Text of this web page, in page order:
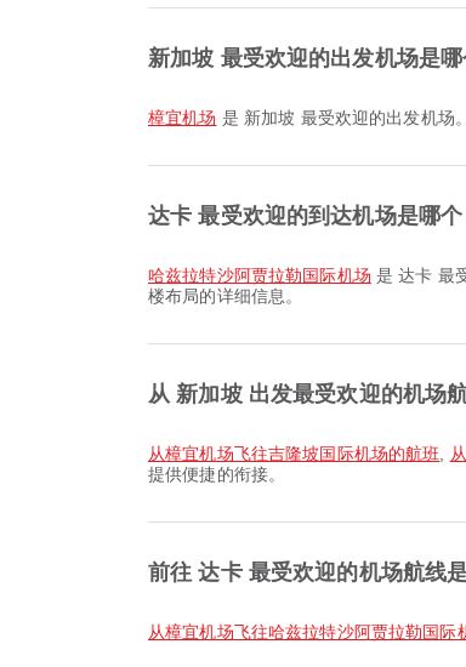
新加坡 最受欢迎的出发机场是哪
樟宜机场 是 新加坡 最受欢迎的出发机场
达卡 最受欢迎的到达机场是哪个
哈兹拉特沙阿贾拉勒国际机场 是 达卡 最
楼布局的详细信息。
从 新加坡 出发最受欢迎的机场
从樟宜机场飞往吉隆坡国际机场的航班
提供便捷的衔接。
前往 达卡 最受欢迎的机场航线
从樟宜机场飞往哈兹拉特沙阿贾拉勒国际